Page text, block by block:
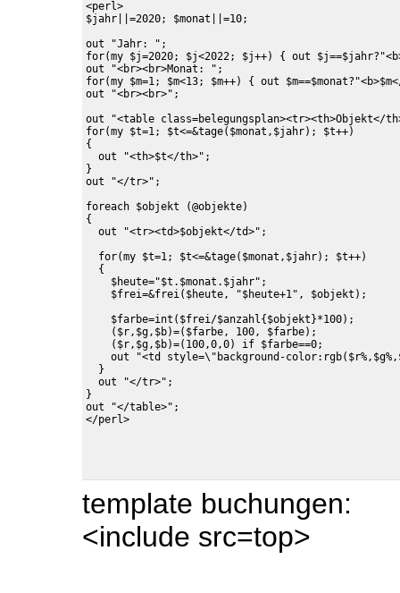
<perl>
$jahr||=2020; $monat||=10;
out "Jahr: ";
for(my $j=2020; $j<2022; $j++) { out
out "<br><br>Monat: ";
for(my $m=1; $m<13; $m++) { out
out "<br><br>";
out "<table class=belegungsplan><tr><th>Objekt</
for(my $t=1; $t<=&tage($monat,$jahr); $t++)
{
out "<th>$t</th>";
}
out "</tr>";
foreach $objekt (@objekte)
{
out "<tr><td>$objekt</td>";
for(my $t=1; $t<=&tage($monat,$jahr); $t++)
{
$heute="$t.$monat.$jahr";
$frei=&frei($heute, "$heute+1", $objekt);
$farbe=int($frei/$anzahl{$objekt}*100);
($r,$g,$b)=($farbe, 100, $farbe);
($r,$g,$b)=(100,0,0) if $farbe==0;
out "<td style=\"background-
}
out "</tr>";
}
out "</table>";
</perl>
template buchungen:
<include src=top>